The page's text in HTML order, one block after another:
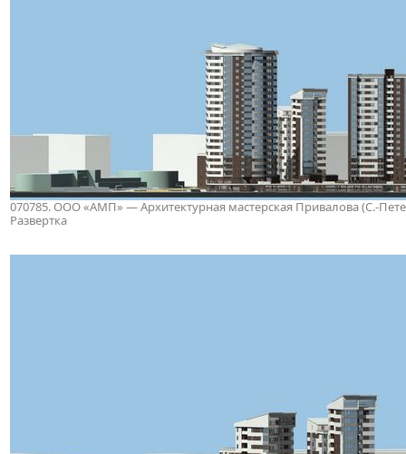
070785. ООО «АМП» — Архитектурная мастерская Привалова (С.-
Развертка